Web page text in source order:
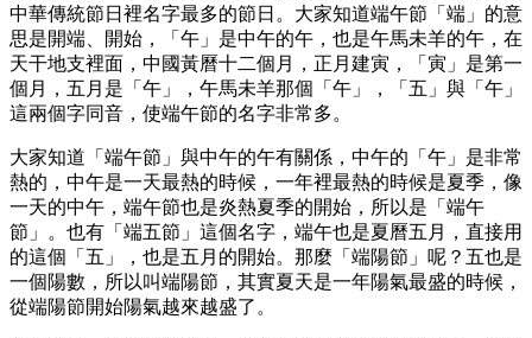
中華傳統節日裡名字最多的節日。大家知道端午節「端」的意
思是開端、開始，「午」是中午的午，也是午馬未羊的午，在
天干地支裡面，中國黃曆十二個月，正月建寅，「寅」是第一
個月，五月是「午」，午馬未羊那個「午」，「五」與「午」
這兩個字同音，使端午節的名字非常多。
大家知道「端午節」與中午的午有關係，中午的「午」是非常
熱的，中午是一天最熱的時候，一年裡最熱的時候是夏季，像
一天的中午，端午節也是炎熱夏季的開始，所以是「端午
節」。也有「端五節」這個名字，端午也是夏曆五月，直接用
的這個「五」，也是五月的開始。那麼「端陽節」呢？五也是
一個陽數，所以叫端陽節，其實夏天是一年陽氣最盛的時候，
從端陽節開始陽氣越來越盛了。